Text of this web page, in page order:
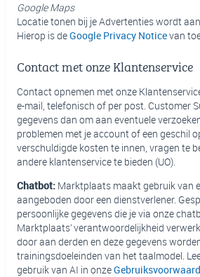
Google Maps
Locatie tonen bij je Advertenties wordt
Hierop is deGoogle Privacy Noticevan
Contact met onze Klantenservice
Contact opnemen met onze
e-mail, telefonisch of per post. Customer
gegevens dan om aan eventuele
problemen met je account of een geschil
verschuldigde kosten te innen, vragen te
andere klantenservice te bieden (UO).
Chatbot: Marktplaats maakt gebruik van
aangeboden door een dienstverlener.
persoonlijke gegevens die je via onze
Marktplaats’ verantwoordelijkheid
door aan derden en deze gegevens
trainingsdoeleinden van het taalmodel.
gebruik van AI in onze